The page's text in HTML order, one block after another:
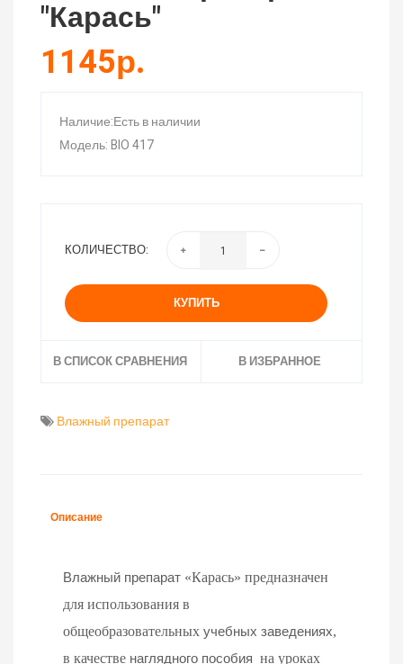
"Карась"
1145р.
Наличие:Есть в наличии
Модель: BIO 417
КОЛИЧЕСТВО:
КУПИТЬ
В СПИСОК СРАВНЕНИЯ В ИЗБРАННОЕ
Влажный препарат
Описание
Влажный препарат «Карась» предназначен
для использования в
общеобразовательных учебных заведениях,
в качестве наглядного пособия на уроках